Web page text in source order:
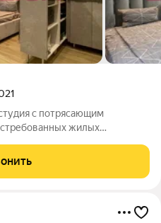
с потрясающим
жилых